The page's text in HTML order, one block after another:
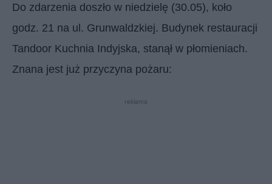
Do zdarzenia doszło w niedzielę (30.05), koło
godz. 21 na ul. Grunwaldzkiej. Budynek restauracji
Tandoor Kuchnia Indyjska, stanął w płomieniach.
Znana jest już przyczyna pożaru:
reklama